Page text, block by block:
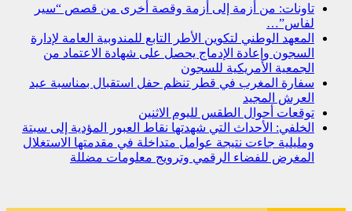
تاونات: من أزمة إلى أزمة وقصة أخرى من قصص “سير
لفاس”…
المعهد الوطني لتكوين الأطر التابع للمندوبية العامة لإدارة
السجون وإعادة الإدماج يحصل على شهادة الاعتماد من
الجمعية الأمريكية للسجون
سفارة المغرب في قطر تنظم حفل استقبال بمناسبة عيد
العرش المجيد
توقعات أحوال الطقس لليوم الاثنين
الخلفي: الأحداث التي شهدتها نقاط العبور المؤدية إلى سبتة
ومليلية جاءت نتيجة عوامل متداخلة في مقدمتها الاستغلال
المغرض للفضاء الرقمي وترويج معلومات مضللة